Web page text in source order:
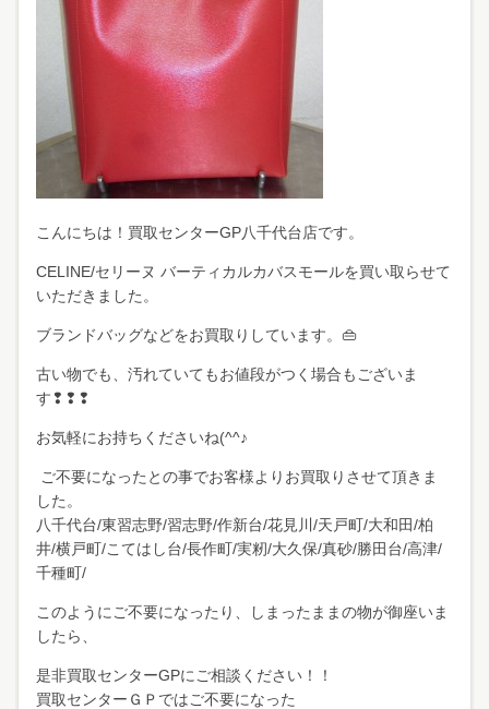
こんにちは！買取センターGP八千代台店です。
CELINE/セリーヌ バーティカルカバスモールを買い取らせて
いただきました。
ブランドバッグなどをお買取りしています。👜
古い物でも、汚れていてもお値段がつく場合もございま
す❢❢❢
お気軽にお持ちくださいね(^^♪
ご不要になったとの事でお客様よりお買取りさせて頂きま
した。
八千代台/東習志野/習志野/作新台/花見川/天戸町/大和田/柏
井/横戸町/こてはし台/長作町/実籾/大久保/真砂/勝田台/高津/
千種町/
このようにご不要になったり、しまったままの物が御座いま
したら、
是非買取センターGPにご相談ください！！
買取センターＧＰではご不要になった